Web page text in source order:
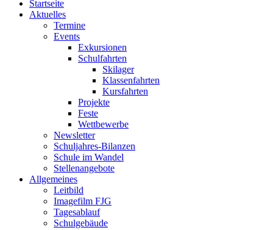
Startseite
Aktuelles
Termine
Events
Exkursionen
Schulfahrten
Skilager
Klassenfahrten
Kursfahrten
Projekte
Feste
Wettbewerbe
Newsletter
Schuljahres-Bilanzen
Schule im Wandel
Stellenangebote
Allgemeines
Leitbild
Imagefilm FJG
Tagesablauf
Schulgebäude